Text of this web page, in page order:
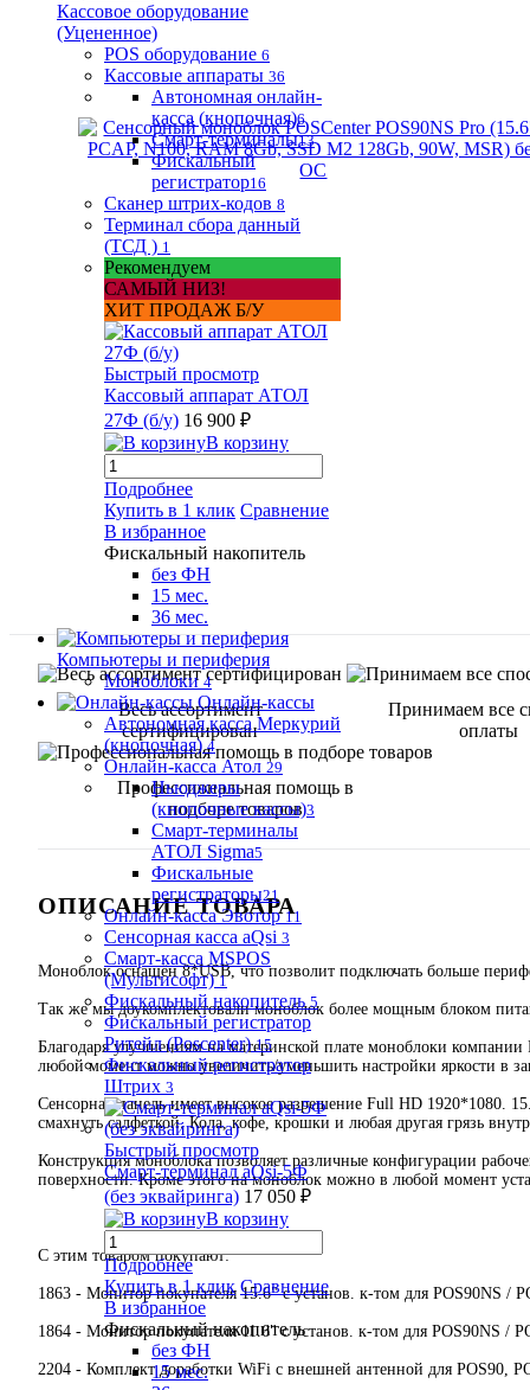
Кассовое оборудование
(Уцененное)
POS оборудование 6
Кассовые аппараты 36
Автономная онлайн-
касса (кнопочная)6
Смарт-терминалы13
Фискальный
регистратор16
Сканер штрих-кодов 8
Терминал сбора данный
(ТСД ) 1
Рекомендуем
САМЫЙ НИЗ!
ХИТ ПРОДАЖ Б/У
Быстрый просмотр
Кассовый аппарат АТОЛ
27Ф (б/у) 16 900 ₽
В корзину
Подробнее
Купить в 1 клик Сравнение
В избранное
Фискальный накопитель
без ФН
15 мес.
36 мес.
Компьютеры и периферия
Моноблоки 4
Онлайн-кассы
Автономная касса Меркурий
(кнопочная) 4
Онлайн-касса Атол 29
Ньюджеры
(кнопочные кассы)3
Смарт-терминалы
АТОЛ Sigma5
Фискальные
регистраторы21
Онлайн-касса Эвотор 11
Сенсорная касса aQsi 3
Смарт-касса MSPOS
(Мультисофт) 1
Фискальный накопитель 5
Фискальный регистратор
Ритейл (Poscenter) 15
Фискальный регистратор
Штрих 3
Быстрый просмотр
Смарт-терминал aQsi-5Ф
(без эквайринга) 17 050 ₽
В корзину
Подробнее
Купить в 1 клик Сравнение
В избранное
Фискальный накопитель
без ФН
15 мес.
Весь ассортимент
сертифицирован
Принимаем все
оплаты
Профессиональная помощь в
подборе товаров
ОПИСАНИЕ ТОВАРА
Моноблок оснащён 8*USB, что позволит подключать больше
Так же мы доукомплектовали моноблок более мощным блоком
Благодаря улучшениям на материнской плате моноблоки
любой момент можно увеличить/уменьшить настройки яркости в
Сенсорная панель имеет высокое разрешение Full HD 1920*1080.
смахнуть салфеткой. Кола, кофе, крошки и любая другая грязь
Конструкция моноблока позволяет различные конфигурации
поверхности. Кроме этого на моноблок можно в любой момент
С этим товаром покупают:
1863 - Монитор покупателя 15.6" с установ. к-том для POS90NS /
1864 - Монитор покупателя 11.6" с установ. к-том для POS90NS /
2204 - Комплект доработки WiFi с внешней антенной для POS90,